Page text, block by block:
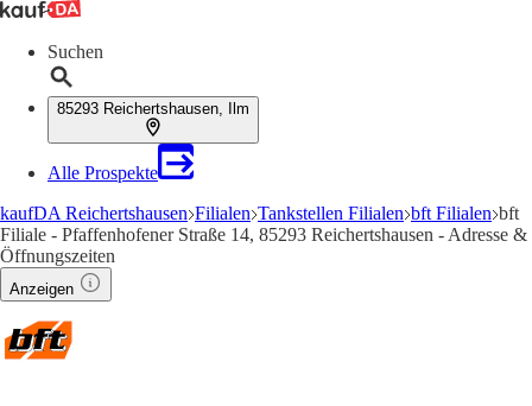
Suchen
85293 Reichertshausen, Ilm
Alle Prospekte
kaufDA Reichertshausen Filialen Tankstellen Filialen bft Filialen bft
Filiale - Pfaffenhofener Straße 14, 85293 Reichertshausen - Adresse &
Öffnungszeiten
Anzeigen